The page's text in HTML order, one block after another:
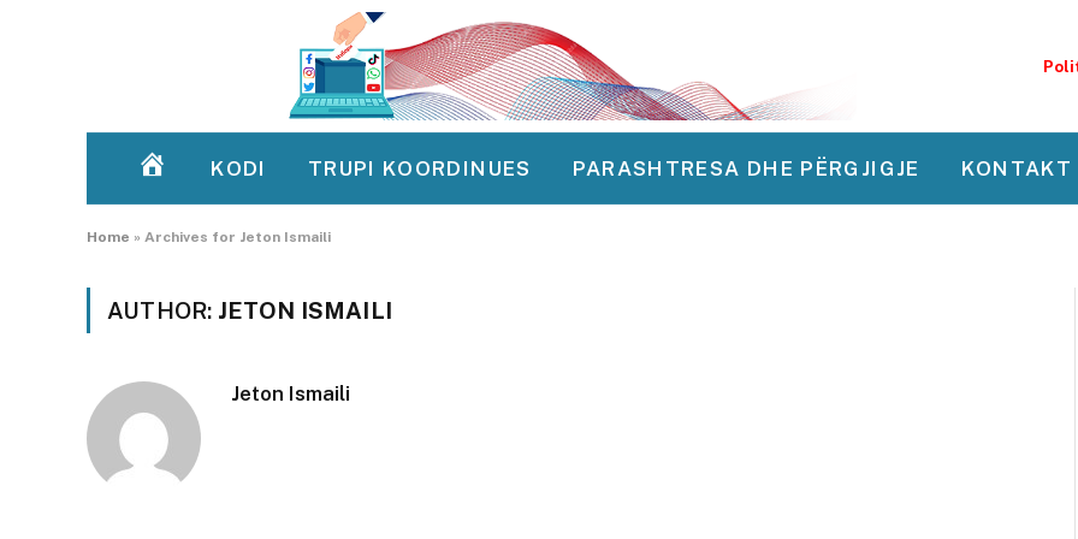
HOMEPAGE
KODI TRUPI KOORDINUES PARASHTRESA DHE PËRGJIGJE KONTAKT
Home » Archives for Jeton Ismaili
AUTHOR: JETON ISMAILI
Jeton Ismaili